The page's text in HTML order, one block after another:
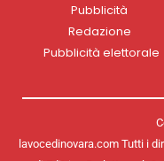
Pubblicità
Redazione
Pubblicità elettorale
lavocedinovara.com Tutti i